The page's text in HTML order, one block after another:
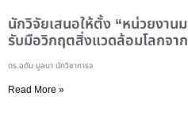
นักวิจัยเสนอให้ตั้ง “หน่วยงาน
รับมือวิกฤตสิ่งแวดล้อมโลกจาก
ดร.อดัม มูลนา นักวิชาการจ
Read More »